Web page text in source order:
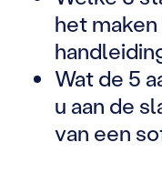
het
Wat de 5
u aan de
van een